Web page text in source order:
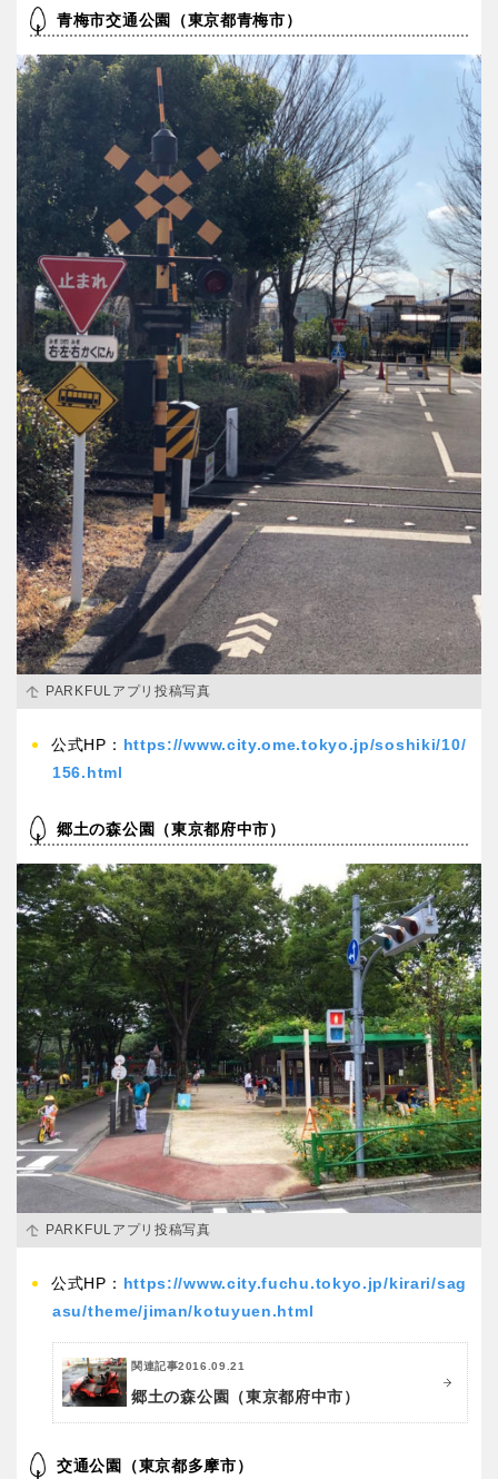
青梅市交通公園（東京都青梅市）
PARKFULアプリ投稿写真
公式HP： https://www.city.ome.tokyo.jp/soshiki/10/
156.html
郷土の森公園（東京都府中市）
PARKFULアプリ投稿写真
公式HP： https://www.city.fuchu.tokyo.jp/kirari/sag
asu/theme/jiman/kotuyuen.html
関連記事2016.09.21
郷土の森公園（東京都府中市）
交通公園（東京都多摩市）